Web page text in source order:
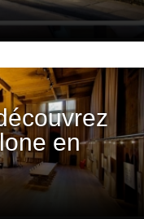
en